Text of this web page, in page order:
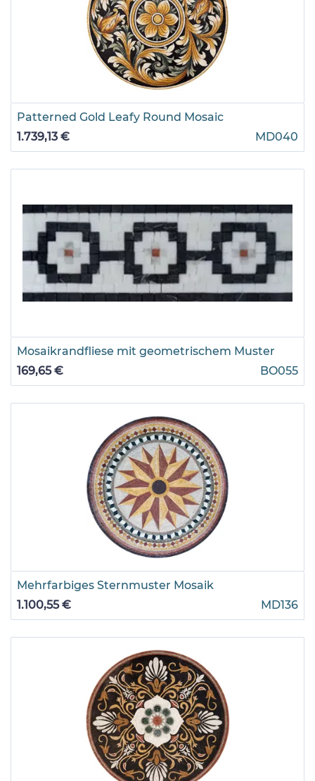
Patterned Gold Leafy Round Mosaic
1.739,13 €
MD040
Mosaikrandfliese mit geometrischem Muster
169,65 €
BO055
Mehrfarbiges Sternmuster Mosaik
1.100,55 €
MD136